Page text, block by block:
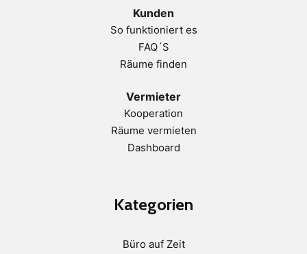
Kunden
So funktioniert es
FAQ´S
Räume finden
Vermieter
Kooperation
Räume vermieten
Dashboard
Kategorien
Büro auf Zeit